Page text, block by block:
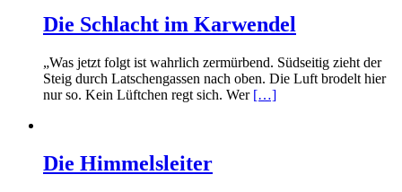
Die Schlacht im Karwendel
„Was jetzt folgt ist wahrlich zermürbend. Südseitig zieht der
Steig durch Latschengassen nach oben. Die Luft brodelt hier
nur so. Kein Lüftchen regt sich. Wer […]
Die Himmelsleiter